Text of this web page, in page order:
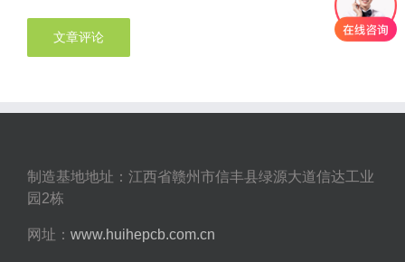
制造基地地址：江西省赣州市信丰县绿源大道信达工业
园2栋
网址： www.huihepcb.com.cn